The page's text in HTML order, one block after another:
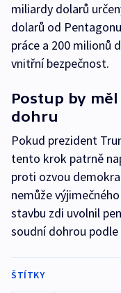
miliardy dolarů
dolarů od
práce a 200 milionů
vnitřní bezpečnost.
Postup by
dohru
Pokud prezident
tento krok patrně
proti ozvou
nemůže
stavbu zdi uvolnil
soudní dohrou
ŠTÍTKY